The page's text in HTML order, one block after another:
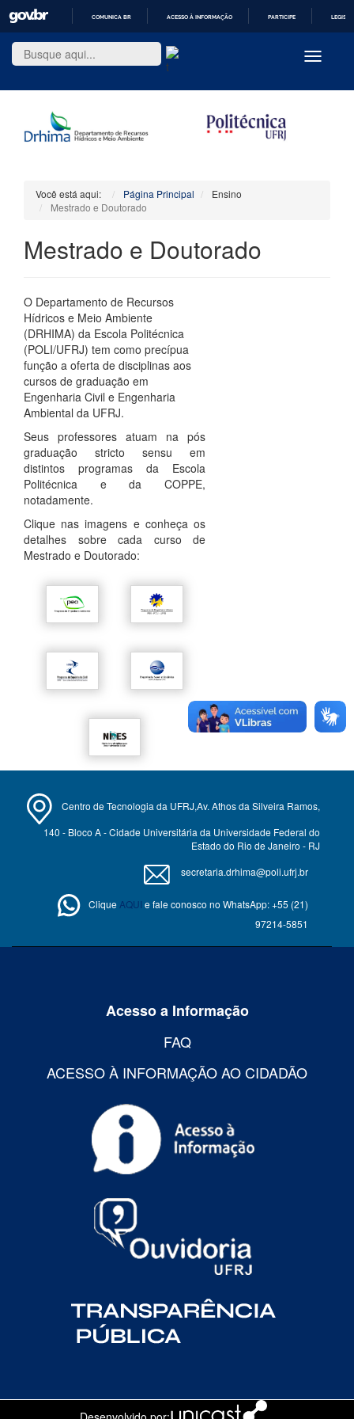
PARA
O
COMUNICA BR ACESSO À INFORMAÇÃO PARTICIPE
Toggle
Você está aqui: Página Principal
Ensino
Mestrado e Doutorado
Mestrado e Doutorado
O Departamento de Recursos
Hídricos e Meio Ambiente
(DRHIMA) da Escola Politécnica
(POLI/UFRJ) tem como precípua
função a oferta de disciplinas aos
cursos de graduação em
Engenharia Civil e Engenharia
Ambiental da UFRJ.
Seus professores atuam na pós
graduação stricto sensu em
distintos programas da Escola
Politécnica e da COPPE,
notadamente.
Clique nas imagens e conheça os
detalhes sobre cada curso de
Mestrado e Doutorado:
Centro de Tecnologia da UFRJ,Av. Athos da Silveira Ramos,
140 - Bloco A - Cidade Universitária da Universidade Federal do
Estado do Rio de Janeiro - RJ
secretaria.drhima@poli.ufrj.br
Clique AQUI e fale conosco no WhatsApp: +55 (21)
97214-5851
Acesso a Informação
FAQ
ACESSO À INFORMAÇÃO AO CIDADÃO